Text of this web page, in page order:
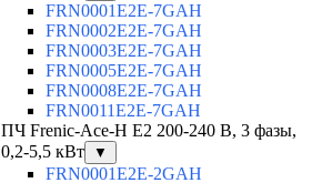
FRN0001E2E-7GAH
FRN0002E2E-7GAH
FRN0003E2E-7GAH
FRN0005E2E-7GAH
FRN0008E2E-7GAH
FRN0011E2E-7GAH
ПЧ Frenic-Ace-H E2 200-240 В, 3 фазы,
0,2-5,5 кВт
▼
FRN0001E2E-2GAH